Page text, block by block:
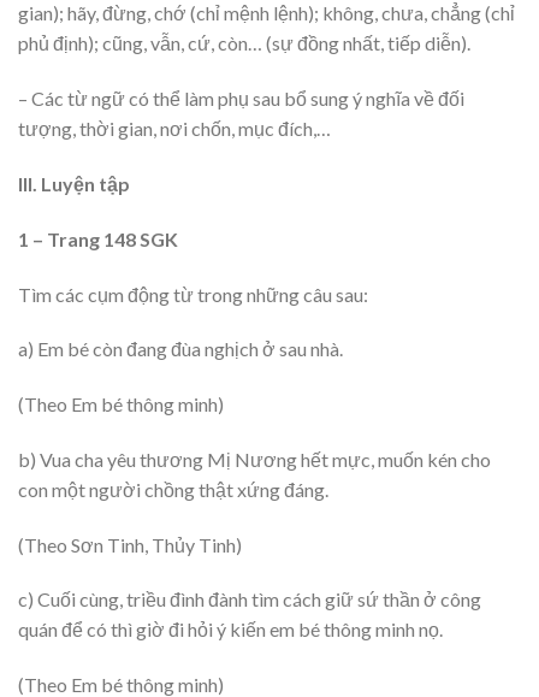
gian); hãy, đừng, chớ (chỉ mệnh lệnh); không, chưa, chẳng (chỉ
phủ định); cũng, vẫn, cứ, còn… (sự đồng nhất, tiếp diễn).
– Các từ ngữ có thể làm phụ sau bổ sung ý nghĩa về đối
tượng, thời gian, nơi chốn, mục đích,…
III. Luyện tập
1 – Trang 148 SGK
Tìm các cụm động từ trong những câu sau:
a) Em bé còn đang đùa nghịch ở sau nhà.
(Theo Em bé thông minh)
b) Vua cha yêu thương Mị Nương hết mực, muốn kén cho
con một người chồng thật xứng đáng.
(Theo Sơn Tinh, Thủy Tinh)
c) Cuối cùng, triều đình đành tìm cách giữ sứ thần ở công
quán để có thì giờ đi hỏi ý kiến em bé thông minh nọ.
(Theo Em bé thông minh)